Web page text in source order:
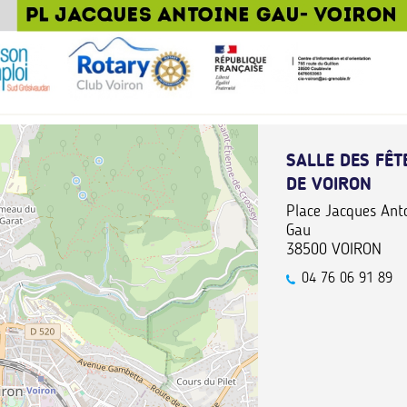
SALLE DES
DE VOIRON
Place Jacques
Gau
38500 VOIRON
04 76 06 91 89